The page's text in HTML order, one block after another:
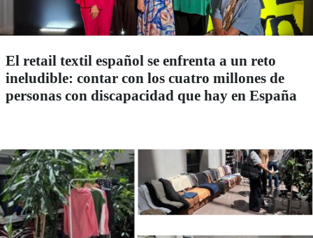
El retail textil español se enfrenta a un reto
ineludible: contar con los cuatro millones de
personas con discapacidad que hay en España